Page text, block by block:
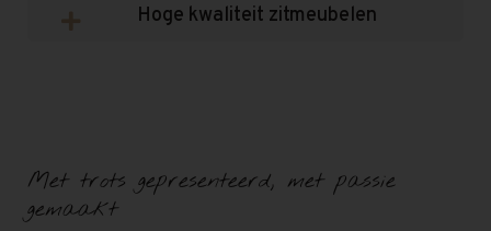
Hoge kwaliteit zitmeubelen
Met trots gepresenteerd, met passie
gemaakt